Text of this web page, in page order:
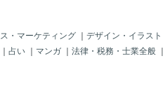
が検索上位にでる名前
③覚えやすい 長すぎ
つのが簡単接続者が検
自分なりに研究してみ
ね。④自分が好きにな
た。シルエ
ボンや髪の
この段階で修
・マーケティング ｜ デザイン・イラスト
｜ 占い ｜ マンガ ｜ 法律・税務・士業全般 ｜